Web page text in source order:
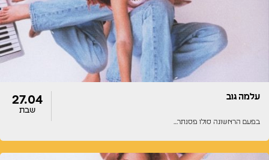
עלמה גוב
בפעם הראשונה סולו פסנתר…
27.04
שבת